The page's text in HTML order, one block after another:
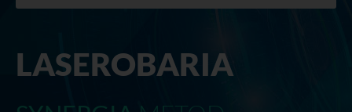
LASEROBARIA